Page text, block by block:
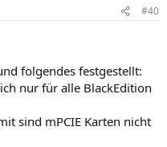
#40
folgendes festgestellt:
nur für alle BlackEdition
sind mPCIE Karten nicht